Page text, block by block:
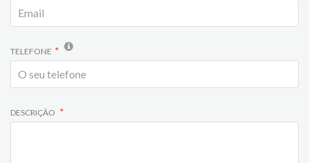
TELEFONE
DESCRIÇÃO